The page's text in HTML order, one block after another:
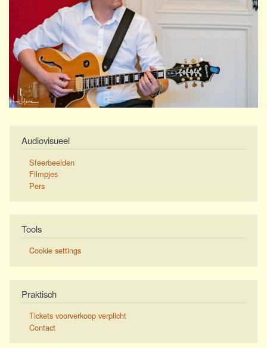
Audiovisueel
Sfeerbeelden
Filmpjes
Pers
Tools
Cookie settings
Praktisch
Tickets voorverkoop verplicht
Contact